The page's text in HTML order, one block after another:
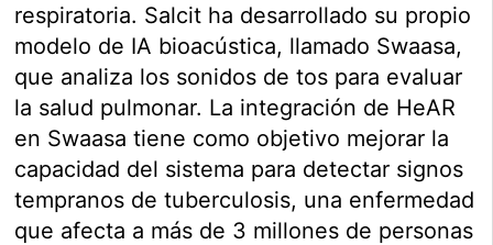
respiratoria. Salcit ha desarrollado su propio
modelo de IA bioacústica, llamado Swaasa,
que analiza los sonidos de tos para evaluar
la salud pulmonar. La integración de HeAR
en Swaasa tiene como objetivo mejorar la
capacidad del sistema para detectar signos
tempranos de tuberculosis, una enfermedad
que afecta a más de 3 millones de personas